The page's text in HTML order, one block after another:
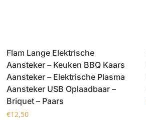
Flam Lange Elektrische
Aansteker – Keuken BBQ Kaars
Aansteker – Elektrische Plasma
Aansteker USB Oplaadbaar –
Briquet – Paars
€12,50